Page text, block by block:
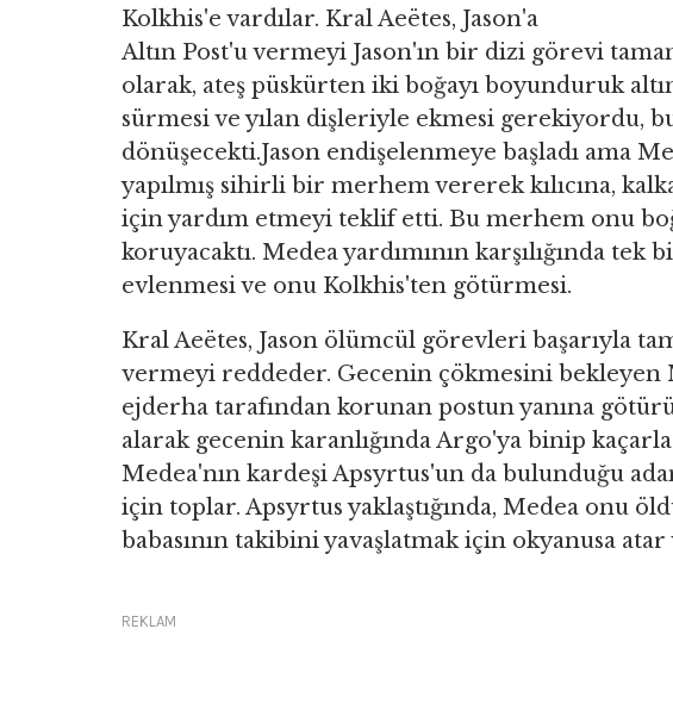
Kolkhis'e vardılar. Kral Aeëtes, Jason'a
Altın Post'u vermeyi Jason'ın bir dizi görevi
olarak, ateş püskürten iki boğayı boyunduruk
sürmesi ve yılan dişleriyle ekmesi gerekiyordu,
dönüşecekti.Jason endişelenmeye başladı ama
yapılmış sihirli bir merhem vererek kılıcına,
için yardım etmeyi teklif etti. Bu merhem onu
koruyacaktı. Medea yardımının karşılığında tek
evlenmesi ve onu Kolkhis'ten götürmesi.
Kral Aeëtes, Jason ölümcül görevleri başarıyla
vermeyi reddeder. Gecenin çökmesini bekleyen
ejderha tarafından korunan postun yanına
alarak gecenin karanlığında Argo'ya binip
Medea'nın kardeşi Apsyrtus'un da bulunduğu
için toplar. Apsyrtus yaklaştığında, Medea onu
babasının takibini yavaşlatmak için okyanusa
REKLAM